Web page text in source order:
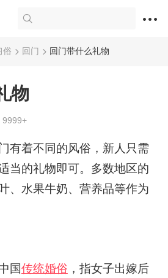
俗 回门 回门带什么礼物
物
9999+
有着不同的风俗，新人只需
当的礼物即可。多数地区的
、水果牛奶、营养品等作为
国传统婚俗 ，指女子出嫁后